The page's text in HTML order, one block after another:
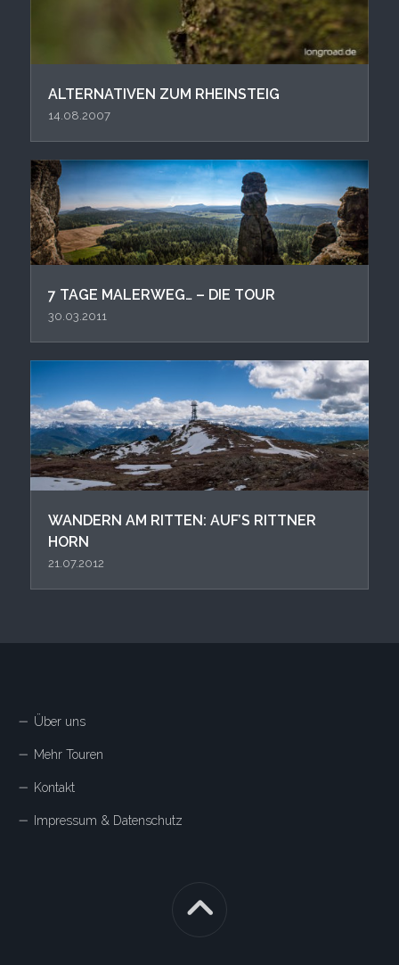
ALTERNATIVEN ZUM RHEINSTEIG
14.08.2007
7 TAGE MALERWEG… – DIE TOUR
30.03.2011
WANDERN AM RITTEN: AUF’S RITTNER
HORN
21.07.2012
Über uns
Mehr Touren
Kontakt
Impressum & Datenschutz